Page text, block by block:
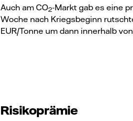
Auch am CO2-Markt gab es eine
Woche nach Kriegsbeginn
EUR/Tonne um dann innerhalb
Risikoprämie